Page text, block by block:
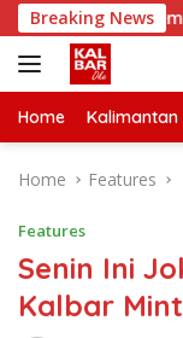
Skip
to
content
Breaking News
Waktu Tempuh
Home
Home Features
Features
Senin Ini
Kalbar